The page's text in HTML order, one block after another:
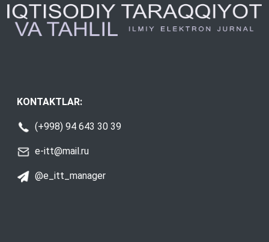
KONTAKTLAR:
(+998) 94 643 30 39
e-itt@mail.ru
@e_itt_manager